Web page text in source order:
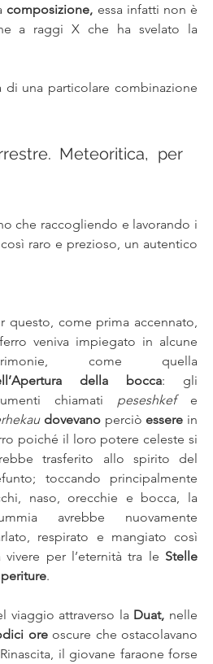
composizione, essa infatti non è
a raggi X che ha svelato la
di una particolare combinazione
Meteoritica, per
che raccogliendo e lavorando i
raro e prezioso, un autentico
questo, come prima accennato,
veniva impiegato in alcune
della bocca: gli
chiamati peseshkef
dovevano perciò essere in
poiché il loro potere celeste si
trasferito allo spirito del
toccando principalmente
naso, orecchie e bocca, la
avrebbe nuovamente
respirato e mangiato così
vivere per l’eternità tra le Stelle
.
viaggio attraverso la Duat,
ore oscure che ostacolavano
il giovane faraone forse